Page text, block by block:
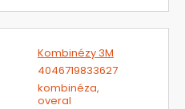
Kombinézy 3M
4046719833627
kombinéza,
overal